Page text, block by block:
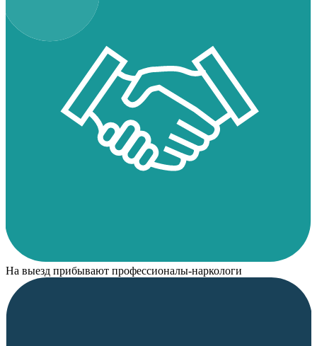
На выезд прибывают профессионалы-наркологи